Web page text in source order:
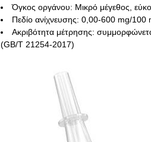
Όγκος οργάνου: Μικρό μέγεθος,
Πεδίο ανίχνευσης: 0,00-600 mg/100
Ακριβότητα μέτρησης:
(GB/T 21254-2017)